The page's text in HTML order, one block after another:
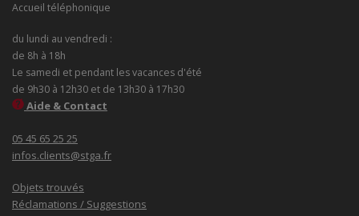
Accueil téléphonique
du lundi au vendredi :
de 8h à 18h
Le samedi et pendant les vacances d'été
de 9h30 à 12h30 et de 13h30 à 17h30
Aide & Contact
05 45 65 25 25
infos.clients@stga.fr
Objets trouvés
Réclamations / Suggestions